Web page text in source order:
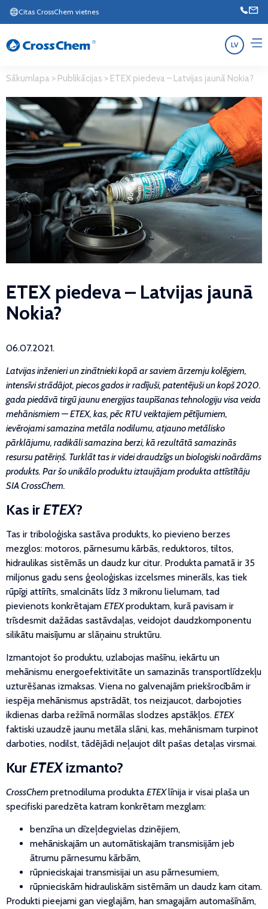
Citas CrossChem vietnes
LV
Sākumlapa > Publikācijas > ETEX piedeva – Latvijas jaunā Nokia?
ETEX piedeva – Latvijas jaunā
Nokia?
06.07.2021.
Latvijas inženieri un zinātnieki kopā ar saviem ārzemju kolēģiem,
intensīvi strādājot, piecos gados ir radījuši, patentējuši un kopš 2020.
gada piedāvā tirgū jaunu enerģijas taupīšanas tehnoloģiju visa veida
mehānismiem — ETEX, kas, pēc RTU veiktajiem pētījumiem,
ievērojami samazina metāla nodilumu, atjauno metālisko
pārklājumu, radikāli samazina berzi, kā rezultātā samazinās
resursu patēriņš. Turklāt tas ir videi draudzīgs un bioloģiski noārdāms
produkts. Par šo unikālo produktu iztaujājam produkta attīstītāju
SIA CrossChem.
Kas irETEX?
Tas ir triboloģiska sastāva produkts, ko pievieno berzes
mezglos: motoros, pārnesumu kārbās, reduktoros, tiltos,
hidraulikas sistēmās un daudz kur citur. Produkta pamatā ir 35
miljonus gadu sens ģeoloģiskas izcelsmes minerāls, kas tiek
rūpīgi attīrīts, smalcināts līdz 3 mikronu lielumam, tad
pievienots konkrētajam ETEXproduktam, kurā pavisam ir
trīsdesmit dažādas sastāvdaļas, veidojot daudzkomponentu
silikātu maisījumu ar slāņainu struktūru.
Izmantojot šo produktu, uzlabojas mašīnu, iekārtu un
mehānismu energoefektivitāte un samazinās transportlīdzekļu
uzturēšanas izmaksas. Viena no galvenajām priekšrocībām ir
iespēja mehānismus apstrādāt, tos neizjaucot, darbojoties
ikdienas darba režīmā normālas slodzes apstākļos. ETEX
faktiski uzaudzē jaunu metāla slāni, kas, mehānismam turpinot
darboties, nodilst, tādējādi neļaujot dilt pašas detaļas virsmai.
KurETEXizmanto?
CrossChem pretnodiluma produkta ETEXlīnija ir visai plaša un
specifiski paredzēta katram konkrētam mezglam:
benzīna un dīzeļdegvielas dzinējiem,
mehāniskajām un automātiskajām transmisijām jeb
ātrumu pārnesumu kārbām,
rūpnieciskajai transmisijai un asu pārnesumiem,
rūpnieciskām hidrauliskām sistēmām un daudz kam citam.
Produkti pieejami gan vieglajām, han smagajām automašīnām,